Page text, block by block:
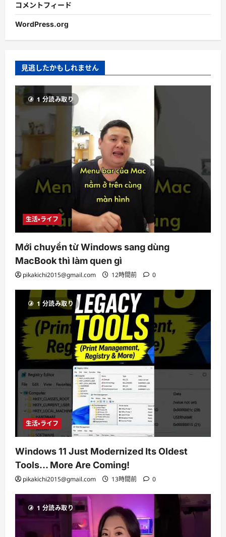
コメントフィード
WordPress.org
見逃したかもしれません
1 分読み取り
生活・ライフ
Mới chuyển từ Windows sang dùng
MacBook thì làm quen gì
pikakichi2015@gmail.com 12時間前 0
1 分読み取り
生活・ライフ
Windows 11 Just Modernized Its Oldest
Tools… More Are Coming!
pikakichi2015@gmail.com 13時間前 0
1 分読み取り